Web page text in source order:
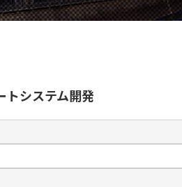
トシステム開発